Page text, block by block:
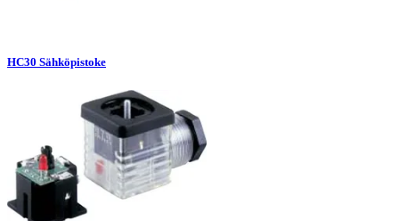
HC30 Sähköpistoke